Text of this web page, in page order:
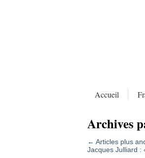
Accueil
Archives
← Articles plus
Jacques Julliard :